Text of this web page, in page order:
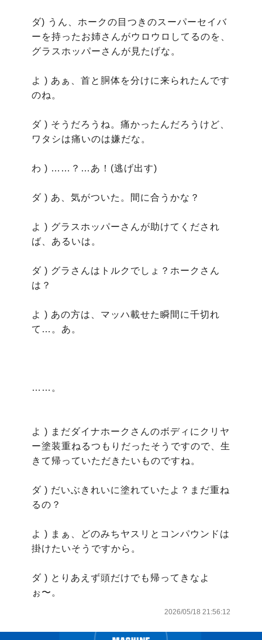
ダ) うん、ホークの目つきのスーパーセイバ
ーを持ったお姉さんがウロウロしてるのを、
グラスホッパーさんが見たげな。
よ ) あぁ、首と胴体を分けに来られたんです
のね。
ダ ) そうだろうね。痛かったんだろうけど、
ワタシは痛いのは嫌だな。
わ ) ……？…あ！(逃げ出す)
ダ ) あ、気がついた。間に合うかな？
よ ) グラスホッパーさんが助けてくだされ
ば、あるいは。
ダ ) グラさんはトルクでしょ？ホークさん
は？
よ ) あの方は、マッハ載せた瞬間に千切れ
て…。あ。
……。
よ ) まだダイナホークさんのボディにクリヤ
ー塗装重ねるつもりだったそうですので、生
きて帰っていただきたいものですね。
ダ ) だいぶきれいに塗れていたよ？まだ重ね
るの？
よ ) まぁ、どのみちヤスリとコンパウンドは
掛けたいそうですから。
ダ ) とりあえず頭だけでも帰ってきなよ
2026/05/18 21:56:12